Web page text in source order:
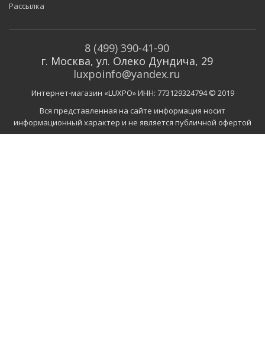
Рассылка
8 (499) 390-41-90
г. Москва, ул. Олеко Дундича, 29
luxpoinfo@yandex.ru
Интернет-магазин «LUXPO» ИНН: 773129324794 © 2019
Вся представленная на сайте информация носит
информационный характер и не является публичной офертой